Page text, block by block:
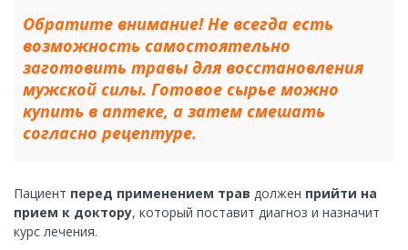
Обратите внимание! Не всегда есть
возможность самостоятельно
заготовить травы для восстановления
мужской силы. Готовое сырье можно
купить в аптеке, а затем смешать
согласно рецептуре.
Пациент перед применением трав должен прийти на
прием к доктору, который поставит диагноз и назначит
курс лечения.